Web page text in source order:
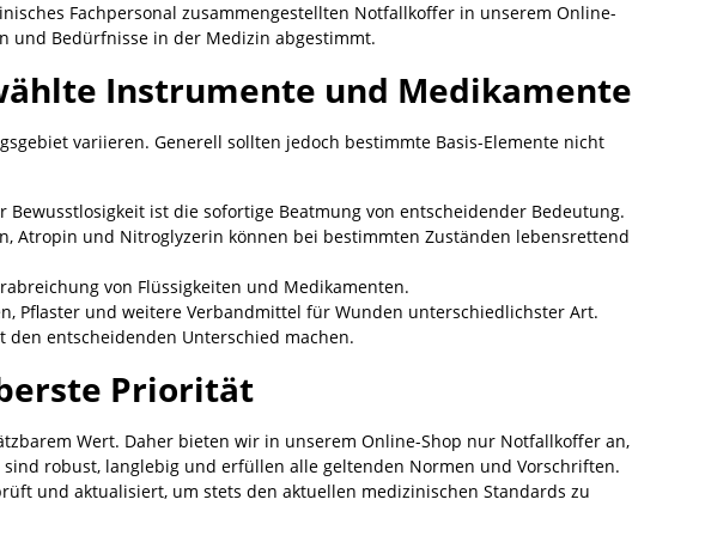
Fachpersonal zusammengestellten Notfallkoffer in unserem Online-
und Bedürfnisse in der Medizin abgestimmt.
Instrumente und Medikamente
variieren. Generell sollten jedoch bestimmte Basis-Elemente nicht
Bewusstlosigkeit ist die sofortige Beatmung von entscheidender Bedeutung.
Atropin und Nitroglyzerin können bei bestimmten Zuständen lebensrettend
von Flüssigkeiten und Medikamenten.
Pflaster und weitere Verbandmittel für Wunden unterschiedlichster Art.
den entscheidenden Unterschied machen.
Priorität
Wert. Daher bieten wir in unserem Online-Shop nur Notfallkoffer an,
robust, langlebig und erfüllen alle geltenden Normen und Vorschriften.
und aktualisiert, um stets den aktuellen medizinischen Standards zu